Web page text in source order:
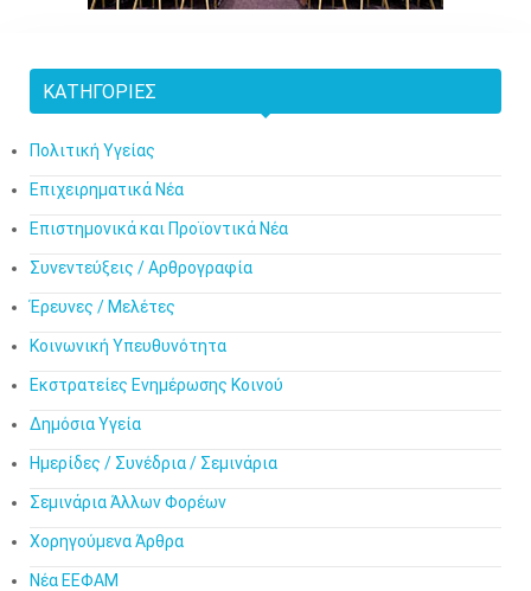
ΚΑΤΗΓΟΡΊΕΣ
Πολιτική Υγείας
Επιχειρηματικά Νέα
Επιστημονικά και Προϊοντικά Νέα
Συνεντεύξεις / Αρθρογραφία
Έρευνες / Μελέτες
Κοινωνική Υπευθυνότητα
Εκστρατείες Ενημέρωσης Κοινού
Δημόσια Υγεία
Ημερίδες / Συνέδρια / Σεμινάρια
Σεμινάρια Άλλων Φορέων
Χορηγούμενα Άρθρα
Νέα ΕΕΦΑΜ